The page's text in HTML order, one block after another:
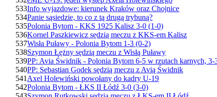
533Info wyjazdowe: kierunek Kraków oraz Chojnice
534Panie sąsiedzie, to co z tą drugą trybuną?
535Polonia Bytom - KKS 1925 Kalisz 3-0 (1-0)
536Kornel Paszkiewicz sędzią meczu z KKS-em Kalisz
537Wisła Puławy - Polonia Bytom 1-3 (0-2)
538Szymon Łężny sędzią meczu z Wisłą Puławy
539PP: Avia Świdnik - Polonia Bytom 6-5 w rzutach karnych, 3-
540PP: Sebastian Godek sędzią meczu z Avią Świdnik
541 Axel Holewiński powołany do kadry U-19
542Polonia Bytom - ŁKS II Łódź 3-0 (3-0)